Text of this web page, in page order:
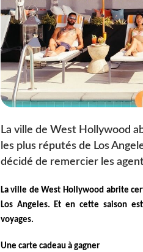
La ville de West Hollywood
les plus réputés de Los
décidé de remercier les
La ville de West Hollywood abrite
Los Angeles. Et en cette saison
voyages.
Une carte cadeau à gagner